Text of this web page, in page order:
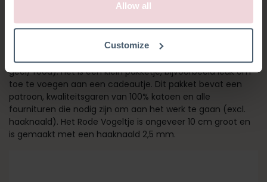
Allow all
Customize
ROOD VOGELTJE
Dit schattige vogeltje is verkrijgbaar in drie kleuren (blauw/
geel/ rood). Het is een klein pakketje, bijvoorbeeld leuk om
toe te voegen aan een cadeautje. Dit pakket bevat een
patroon, kwaliteitsgaren van 100% katoen en alle
fournituren die nodig zijn om aan het werk te gaan (excl.
haaknaald). Het Rode Vogeltje is ongeveer 10 cm groot en
is gemaakt met een haaknaald 2,5 mm.